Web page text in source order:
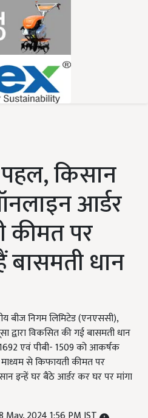
किसान
आर्डर
कीमत पर
धान
बीज निगम लिमिटेड (एनएससी),
द्वारा विकसित की गई बासमती धान
1692 एवं पीबी- 1509 को आकर्षक
से किफायती कीमत पर
इन्हें घर बैठे आर्डर कर घर पर मांगा